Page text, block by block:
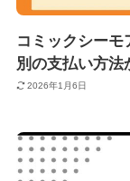
コミックシー
別の支払い方法
2026年1月6日